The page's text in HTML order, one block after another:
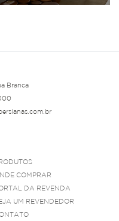
Branca
COMPRAR
DA REVENDA
UM REVENDEDOR